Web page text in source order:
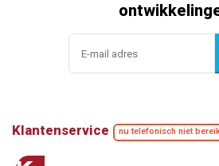
Klantenservice nu telefonisch niet